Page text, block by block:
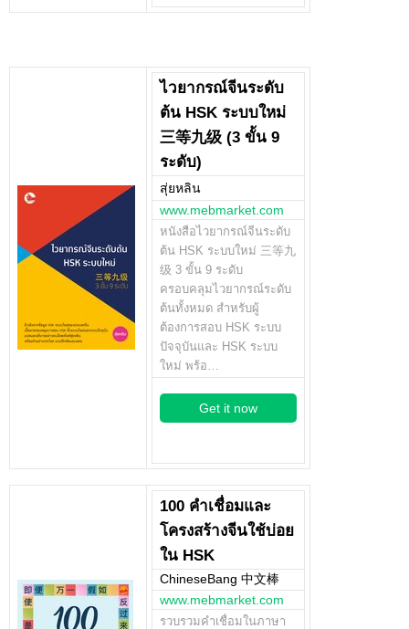
ไวยากรณ์จีนระดับ
ต้น HSK ระบบใหม่
三等九级 (3 ขั้น 9
ระดับ)
สุ่ยหลิน
www.mebmarket.com
หนังสือไวยากรณ์จีนระดับ
ต้น HSK ระบบใหม่ 三等九
级 3 ขั้น 9 ระดับ
ครอบคลุมไวยากรณ์ระดับ
ต้นทั้งหมด สำหรับผู้
ต้องการสอบ HSK ระบบ
ปัจจุบันและ HSK ระบบ
ใหม่ พร้อ…
Get it now
100 คำเชื่อมและ
โครงสร้างจีนใช้บ่อย
ใน HSK
ChineseBang 中文棒
www.mebmarket.com
รวบรวมคำเชื่อมในภาษา